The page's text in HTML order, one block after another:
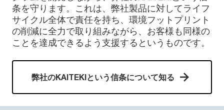
条を守ります。これは、弊社製品に対してライフ
サイクル全体で責任を持ち、環境フットプリント
の削減に全力で取り組みながら、お客様も同様の
ことを達成できるよう支援するというものです。
弊社のKAITEKIという信条について知る